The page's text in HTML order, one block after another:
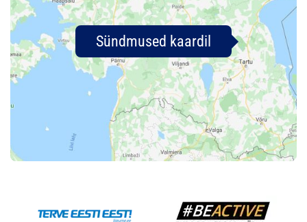
Sündmused kaardil